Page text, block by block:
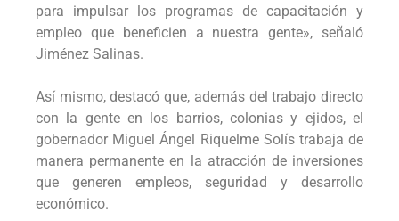
para impulsar los programas de capacitación y
empleo que beneficien a nuestra gente», señaló
Jiménez Salinas.
Así mismo, destacó que, además del trabajo directo
con la gente en los barrios, colonias y ejidos, el
gobernador Miguel Ángel Riquelme Solís trabaja de
manera permanente en la atracción de inversiones
que generen empleos, seguridad y desarrollo
económico.